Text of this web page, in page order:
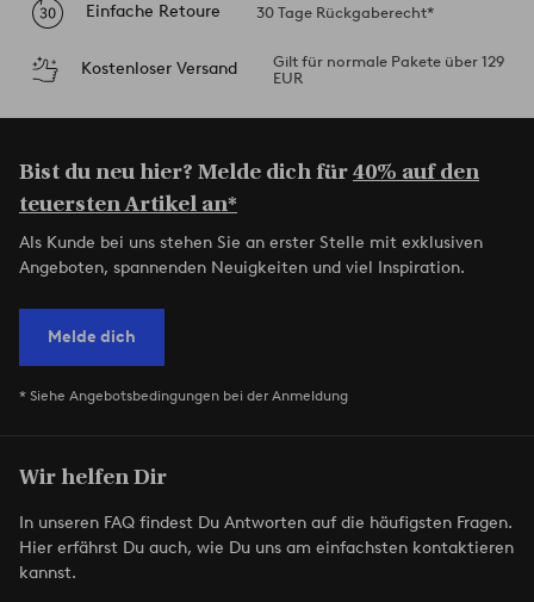
Einfache Retoure 30 Tage Rückgaberecht*
Kostenloser Versand
Gilt für normale Pakete über 129
EUR
Bist du neu hier? Melde dich für40% auf den
teuersten Artikel an*
Als Kunde bei uns stehen Sie an erster Stelle mit exklusiven
Angeboten, spannenden Neuigkeiten und viel Inspiration.
Melde dich
* Siehe Angebotsbedingungen bei der Anmeldung
Wir helfen Dir
In unseren FAQ findest Du Antworten auf die häufigsten Fragen.
Hier erfährst Du auch, wie Du uns am einfachsten kontaktieren
kannst.